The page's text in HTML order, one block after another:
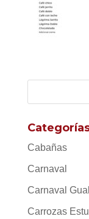
Cabañas
Carnaval
Carnaval
Carrozas